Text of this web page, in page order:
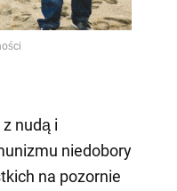
nudą i
niedobory
na pozornie